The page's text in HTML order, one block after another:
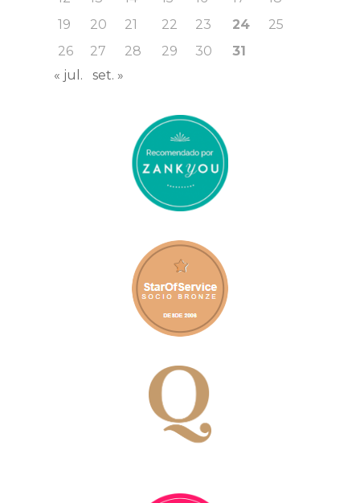
19
20 21 22 23 24
25
26
27 28 29 30
31
« jul.
set. »